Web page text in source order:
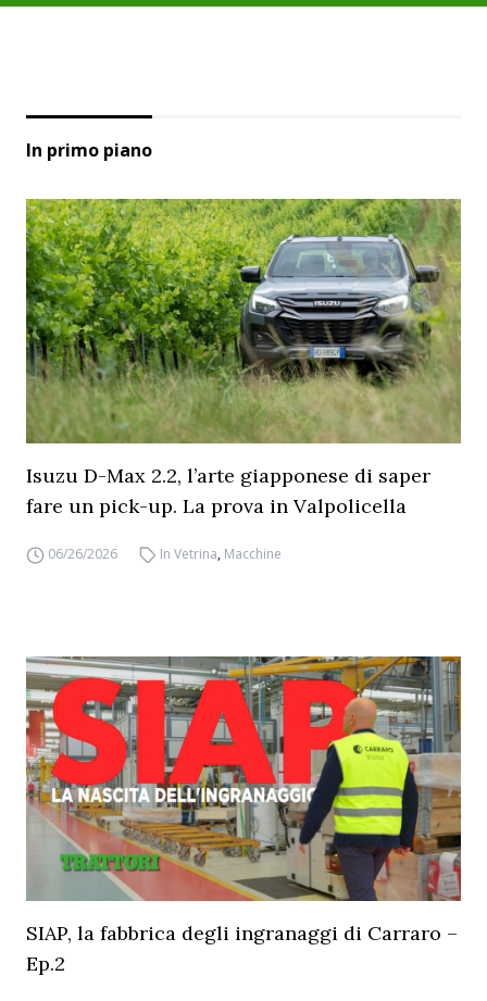
In primo piano
Isuzu D-Max 2.2, l’arte giapponese di saper
fare un pick-up. La prova in Valpolicella
06/26/2026 In Vetrina, Macchine
SIAP, la fabbrica degli ingranaggi di Carraro –
Ep.2